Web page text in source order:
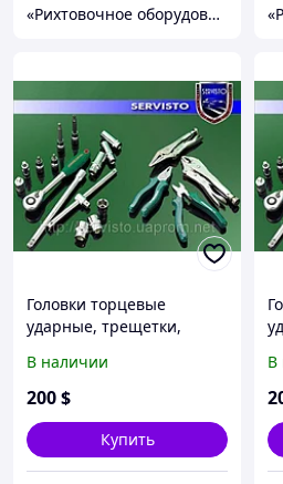
«Рихтовочное оборудование»
Головки торцевые
ударные, трещетки,
В наличии
200$
Купить
В